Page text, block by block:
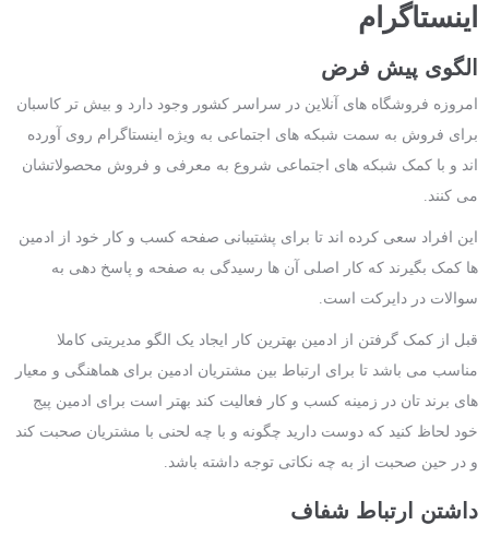
اینستاگرام
الگوی پیش فرض
امروزه فروشگاه های آنلاین در سراسر کشور وجود دارد و بیش تر کاسبان
برای فروش به سمت شبکه های اجتماعی به ویژه اینستاگرام روی آورده
اند و با کمک شبکه های اجتماعی شروع به معرفی و فروش محصولاتشان
می کنند.
این افراد سعی کرده اند تا برای پشتیبانی صفحه کسب و کار خود از ادمین
ها کمک بگیرند که کار اصلی آن ها رسیدگی به صفحه و پاسخ دهی به
سوالات در دایرکت است.
قبل از کمک گرفتن از ادمین بهترین کار ایجاد یک الگو مدیریتی کاملا
مناسب می باشد تا برای ارتباط بین مشتریان ادمین برای هماهنگی و معیار
های برند تان در زمینه کسب و کار فعالیت کند بهتر است برای ادمین پیج
خود لحاظ کنید که دوست دارید چگونه و با چه لحنی با مشتریان صحبت کند
و در حین صحبت از به چه نکاتی توجه داشته باشد.
داشتن ارتباط شفاف